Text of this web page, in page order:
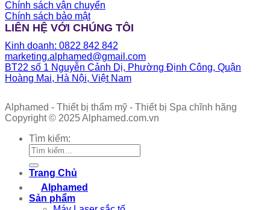
Chính sách vận chuyển
Chính sách bảo mật
LIÊN HỆ VỚI CHÚNG TÔI
Kinh doanh: 0822 842 842
marketing.alphamed@gmail.com
BT22 số 1 Nguyễn Cảnh Dị, Phường Định Công, Quận
Hoàng Mai, Hà Nội, Việt Nam
Alphamed - Thiết bị thẩm mỹ - Thiết bị Spa chĩnh hãng
Copyright © 2025 Alphamed.com.vn
Tìm kiếm:
Trang Chủ
Alphamed
Sản phẩm